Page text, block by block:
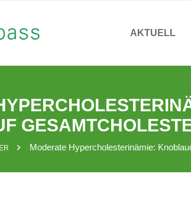
AKTUELL
Moderate Hypercholesterinämie: